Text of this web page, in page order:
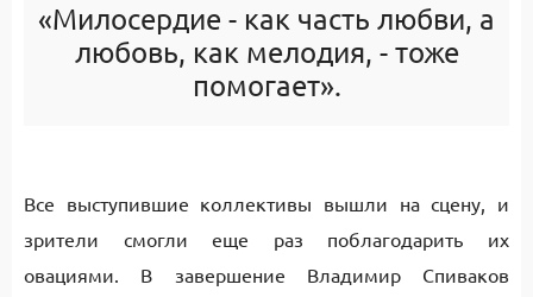
«Милосердие - как часть любви, а
любовь, как мелодия, - тоже
помогает».
Все выступившие коллективы вышли на сцену, и
зрители смогли еще раз поблагодарить их
овациями. В завершение Владимир Спиваков